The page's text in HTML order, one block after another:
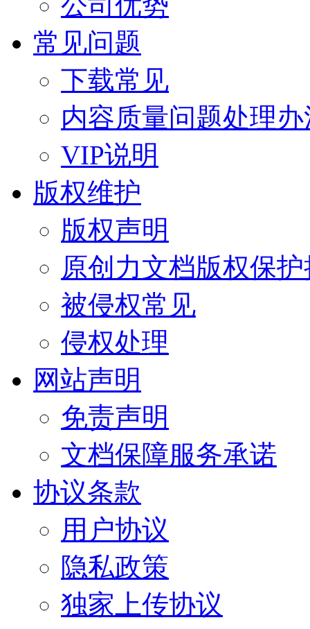
常见问题
下载常见
内容质量问题处理办
VIP说明
版权维护
版权声明
原创力文档版权保
被侵权常见
侵权处理
网站声明
免责声明
文档保障服务承诺
协议条款
用户协议
隐私政策
独家上传协议